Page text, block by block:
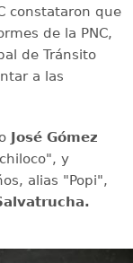
constataron que
de la PNC,
de Tránsito
a las
José Gómez
y
alias "Popi",